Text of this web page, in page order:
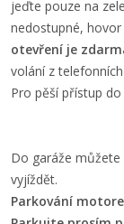
jeďte pouze na
nedostupné,
otevření je
volání z
Pro pěší přístup
Do garáže
vyjíždět.
Parkování